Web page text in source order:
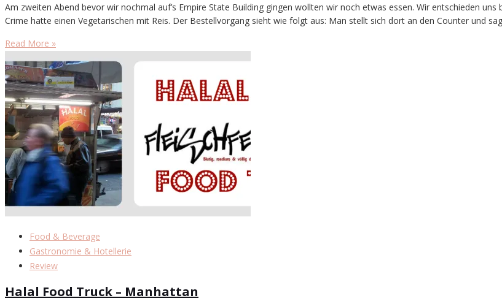
Am zweiten Abend bevor wir nochmal auf’s Empire State Building gingen wollten wir noch etwas essen. Wir entschieden
Crime hatte einen Vegetarischen mit Reis. Der Bestellvorgang sieht wie folgt aus: Man stellt sich dort an den Counter und
Read More »
Food & Beverage
Gastronomie & Hotellerie
Review
Halal Food Truck – Manhattan